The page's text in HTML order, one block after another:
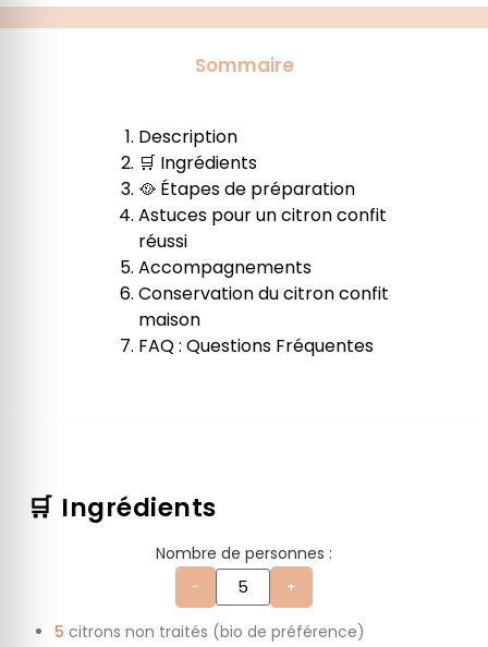
Sommaire
Description
🛒 Ingrédients
🥘 Étapes de préparation
Astuces pour un citron confit
réussi
Accompagnements
Conservation du citron confit
maison
FAQ : Questions Fréquentes
🛒 Ingrédients
Nombre de personnes :
− +
5 citrons non traités (bio de préférence)